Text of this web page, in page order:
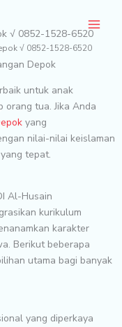
√ 0852-1528-6520
√ 0852-1528-6520
untuk anak
orang tua. Jika Anda
yang
nilai-nilai keislaman
tepat.
Al-Husain
kurikulum
karakter
Berikut beberapa
utama bagi banyak
yang diperkaya